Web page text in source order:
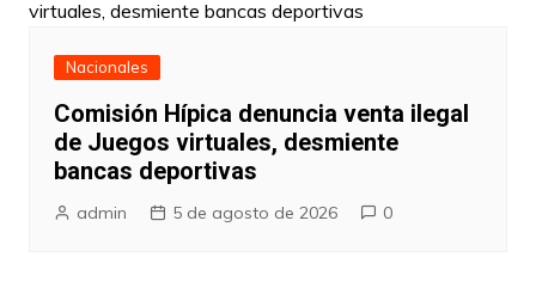
Nacionales
Comisión Hípica denuncia venta ilegal
de Juegos virtuales, desmiente
bancas deportivas
admin 5 de agosto de 2026 0